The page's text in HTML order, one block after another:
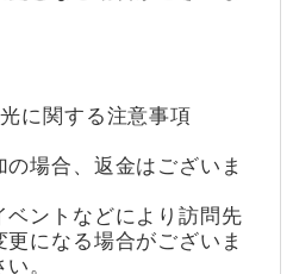
に関する注意事項
場合、返金はございま
ントなどにより訪問先
になる場合がございま
。